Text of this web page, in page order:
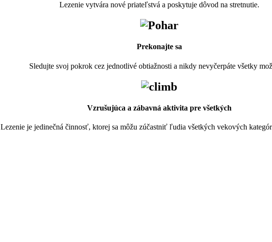
Lezenie vytvára nové priateľstvá a poskytuje dôvod na stretnutie.
Prekonajte sa
Sledujte svoj pokrok cez jednotlivé obtiažnosti a nikdy nevyčerpáte všetky
Vzrušujúca a zábavná aktivita pre všetkých
Lezenie je jedinečná činnosť, ktorej sa môžu zúčastniť ľudia všetkých vekových